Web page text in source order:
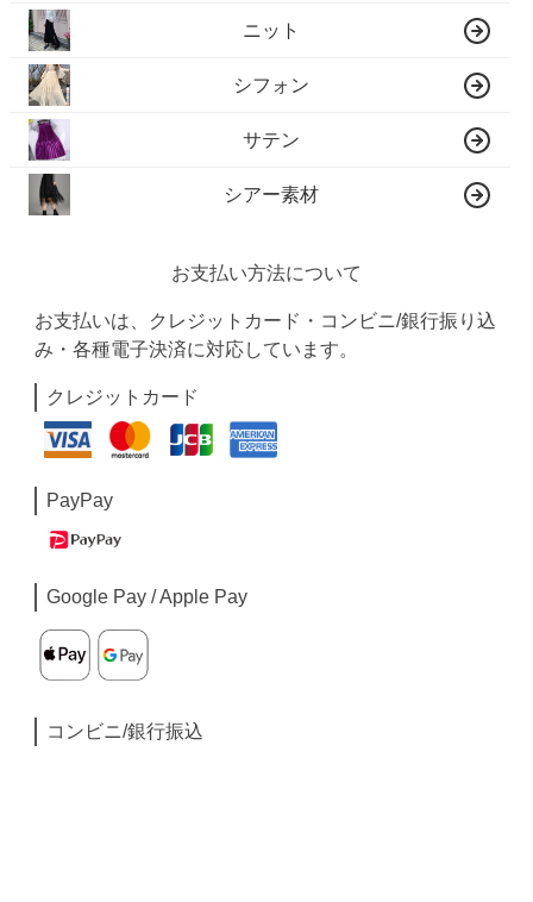
ニット
シフォン
サテン
シアー素材
お支払い方法について
お支払いは、クレジットカード・コンビニ/銀行振り込
み・各種電子決済に対応しています。
クレジットカード
PayPay
Google Pay / Apple Pay
コンビニ/銀行振込